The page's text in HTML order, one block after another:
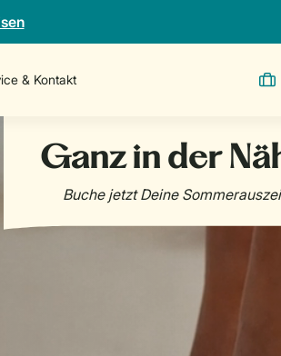
& Kontakt